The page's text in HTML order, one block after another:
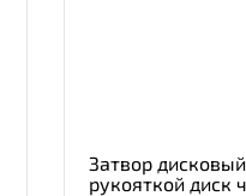
Затвор
рукояткой диск